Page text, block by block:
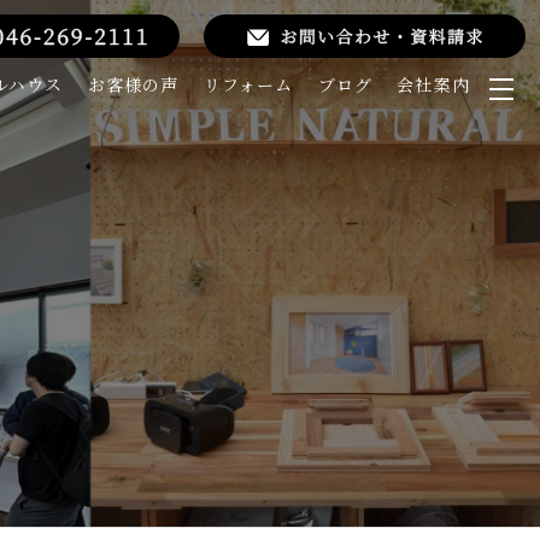
ハウス お客様の声 リフォーム ブログ 会社案内
メ
ニ
ー
開
く